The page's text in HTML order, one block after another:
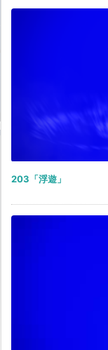
203「浮遊」